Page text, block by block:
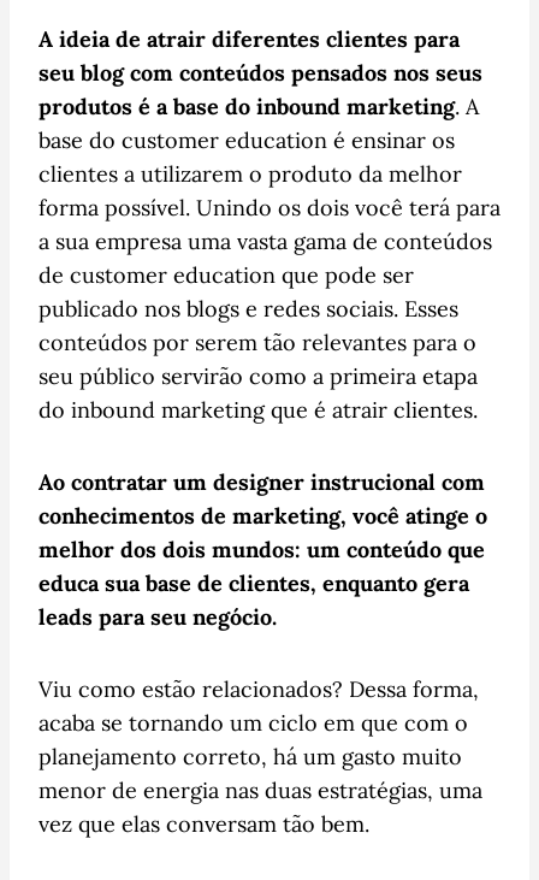
A ideia de atrair diferentes clientes para
seu blog com conteúdos pensados nos seus
produtos é a base do inbound marketing. A
base do customer education é ensinar os
clientes a utilizarem o produto da melhor
forma possível. Unindo os dois você terá para
a sua empresa uma vasta gama de conteúdos
de customer education que pode ser
publicado nos blogs e redes sociais. Esses
conteúdos por serem tão relevantes para o
seu público servirão como a primeira etapa
do inbound marketing que é atrair clientes.
Ao contratar um designer instrucional com
conhecimentos de marketing, você atinge o
melhor dos dois mundos: um conteúdo que
educa sua base de clientes, enquanto gera
leads para seu negócio.
Viu como estão relacionados? Dessa forma,
acaba se tornando um ciclo em que com o
planejamento correto, há um gasto muito
menor de energia nas duas estratégias, uma
vez que elas conversam tão bem.